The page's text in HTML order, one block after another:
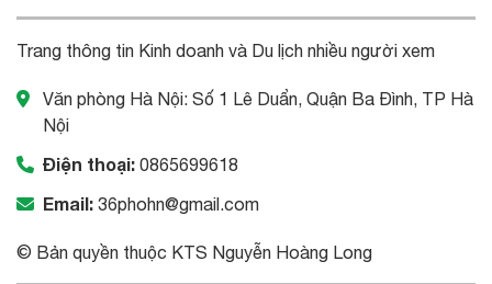
Trang thông tin Kinh doanh và Du lịch nhiều người xem
Văn phòng Hà Nội: Số 1 Lê Duẩn, Quận Ba Đình, TP Hà
Nội
Điện thoại: 0865699618
Email: 36phohn@gmail.com
© Bản quyền thuộc KTS Nguyễn Hoàng Long